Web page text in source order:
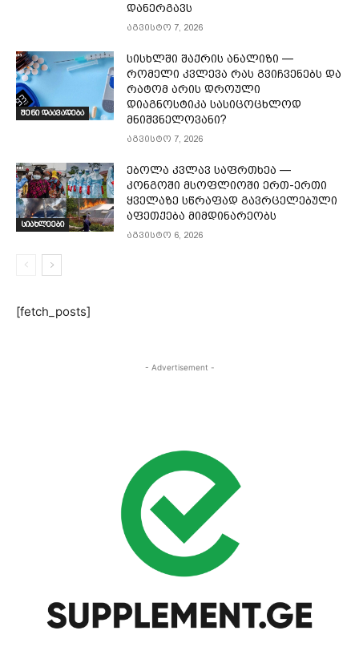
დანერგავს
აგვისტო 7, 2026
შენი დაავადება
სისხლში შაქრის ანალიზი —
რომელი კვლევა რას გვიჩვენებს და
რატომ არის დროული
დიაგნოსტიკა სასიცოცხლოდ
მნიშვნელოვანი?
აგვისტო 7, 2026
სიახლეები
ებოლა კვლავ საფრთხეა —
კონგოში მსოფლიოში ერთ-ერთი
ყველაზე სწრაფად გავრცელებული
აფეთქება მიმდინარეობს
აგვისტო 6, 2026
[fetch_posts]
- Advertisement -